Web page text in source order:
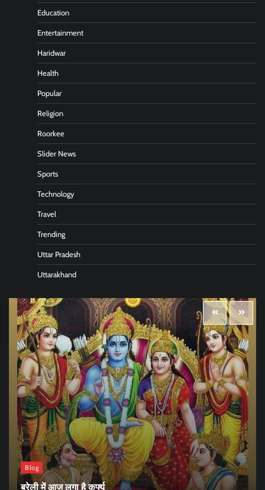
Education
Entertainment
Haridwar
Health
Popular
Religion
Roorkee
Slider News
Sports
Technology
Travel
Trending
Uttar Pradesh
Uttarakhand
Blog
बरेली में आज लगा है कर्फ्यू